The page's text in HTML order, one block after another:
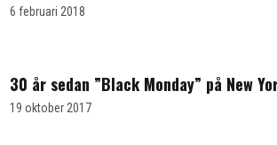
6 februari 2018
30 år sedan ”Black Monday” på New
19 oktober 2017